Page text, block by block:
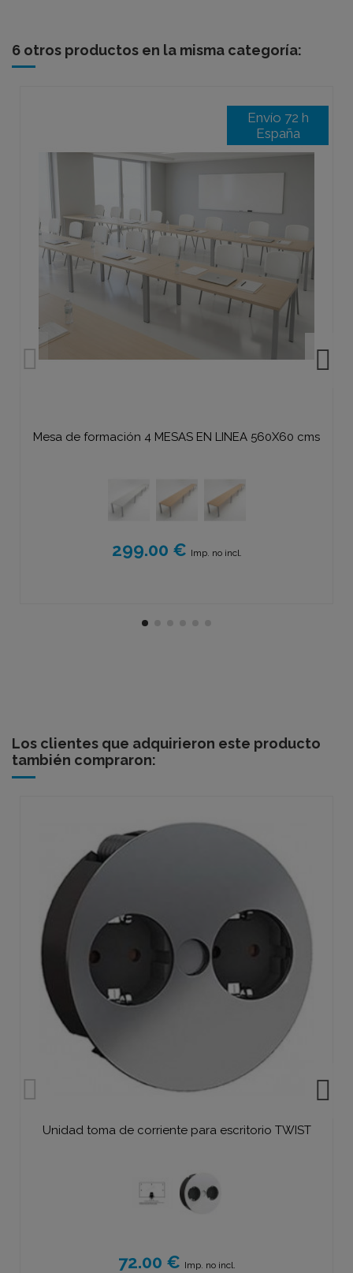
6 otros productos en la misma categoría:
Envío 72 h
España
Mesa de formación 4 MESAS EN LINEA 560X60 cms
299.00 € Imp. no incl.
Los clientes que adquirieron este producto
también compraron:
Unidad toma de corriente para escritorio TWIST
72.00 € Imp. no incl.